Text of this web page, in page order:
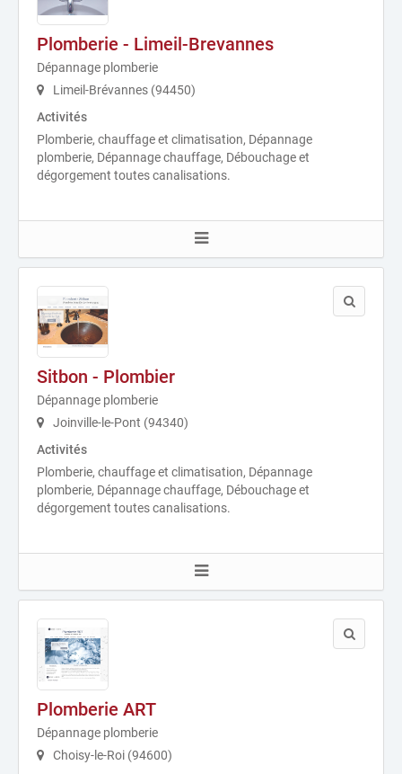
Plomberie - Limeil-Brevannes
Dépannage plomberie
Limeil-Brévannes (94450)
Activités
Plomberie, chauffage et climatisation, Dépannage
plomberie, Dépannage chauffage, Débouchage et
dégorgement toutes canalisations.
Sitbon - Plombier
Dépannage plomberie
Joinville-le-Pont (94340)
Activités
Plomberie, chauffage et climatisation, Dépannage
plomberie, Dépannage chauffage, Débouchage et
dégorgement toutes canalisations.
Plomberie ART
Dépannage plomberie
Choisy-le-Roi (94600)